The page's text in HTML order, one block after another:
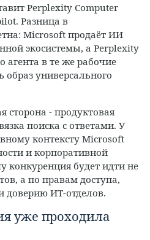
Perplexity Computer
Разница в
Microsoft продаёт ИИ
экосистемы, а Perplexity
агента в те же рабочие
универсального
сторона - продуктовая
поиска с ответами. У
контексту Microsoft
и корпоративной
конкуренция будет идти не
а по правам доступа,
доверию ИТ-отделов.
уже проходила